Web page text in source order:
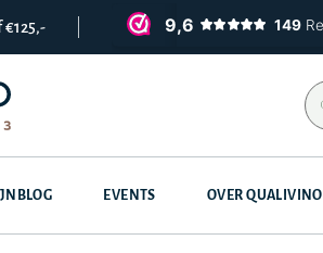
EVENTS OVER QUALIVINO